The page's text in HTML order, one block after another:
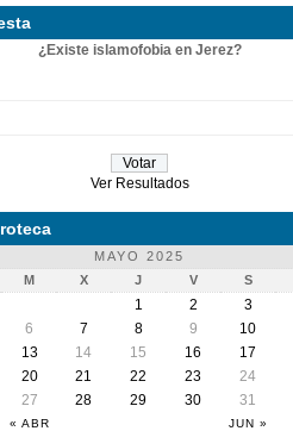
¿Existe islamofobia en Jerez?
Ver Resultados
MAYO 2025
M X J V S
« ABR JUN »
1 2 3
6 7 8 9 10
13 14 15 16 17
20 21 22 23 24
27 28 29 30 31